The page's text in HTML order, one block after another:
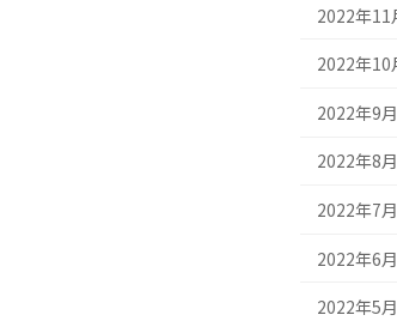
2022年11
2022年10
2022年9月
2022年8月
2022年7月
2022年6月
2022年5月